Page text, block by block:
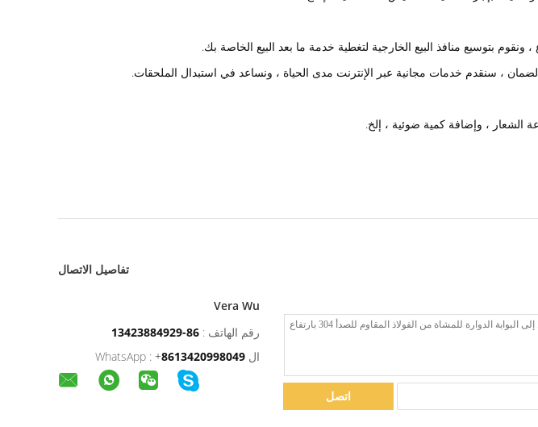
بتوسيع منافذ البيع الخارجية لتغطية خدمة ما بعد البيع الخاصة بك.
تفاصيل الاتصال
Vera Wu
رقم الهاتف : 86-13423884929
ال WhatsApp :
+8613420998049
اتصل